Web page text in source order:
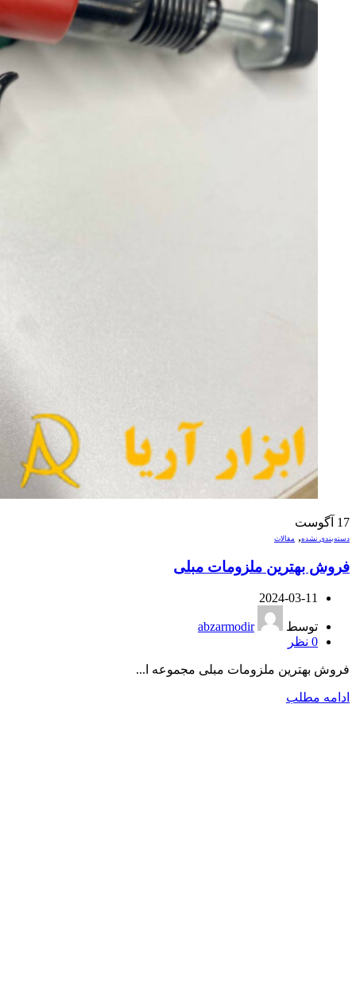
17 آگوست
دسته‌بندی نشده, مقالات
فروش بهترین ملزومات مبلی
2024-03-11
توسط
abzarmodir
0 نظر
فروش بهترین ملزومات مبلی مجموعه ا...
ادامه مطلب